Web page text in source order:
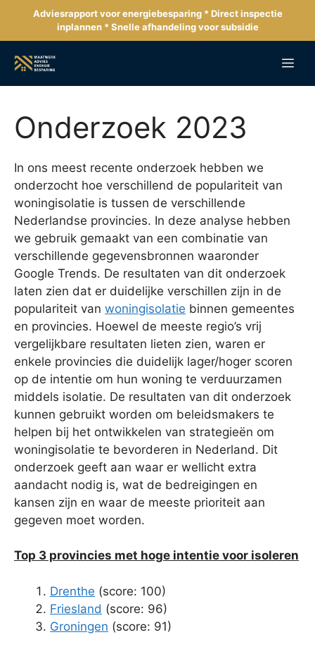
de
inhoud
Adviesrapport voor energiebesparing * Direct inspectie
inplannen * Snelle afhandeling voor subsidie
Onderzoek 2023
In ons meest recente onderzoek hebben we
onderzocht hoe verschillend de populariteit van
woningisolatie is tussen de verschillende
Nederlandse provincies. In deze analyse hebben
we gebruik gemaakt van een combinatie van
verschillende gegevensbronnen waaronder
Google Trends. De resultaten van dit onderzoek
laten zien dat er duidelijke verschillen zijn in de
populariteit van woningisolatie binnen gemeentes
en provincies. Hoewel de meeste regio’s vrij
vergelijkbare resultaten lieten zien, waren er
enkele provincies die duidelijk lager/hoger scoren
op de intentie om hun woning te verduurzamen
middels isolatie. De resultaten van dit onderzoek
kunnen gebruikt worden om beleidsmakers te
helpen bij het ontwikkelen van strategieën om
woningisolatie te bevorderen in Nederland. Dit
onderzoek geeft aan waar er wellicht extra
aandacht nodig is, wat de bedreigingen en
kansen zijn en waar de meeste prioriteit aan
gegeven moet worden.
Top 3 provincies met hoge intentie voor isoleren
Drenthe (score: 100)
Friesland (score: 96)
Groningen (score: 91)